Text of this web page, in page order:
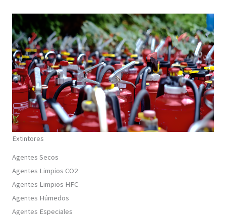
Extintores
Agentes Secos
Agentes Limpios CO2
Agentes Limpios HFC
Agentes Húmedos
Agentes Especiales